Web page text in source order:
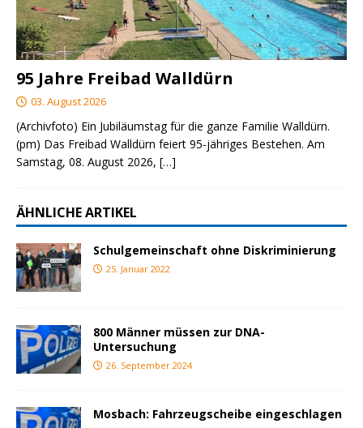
95 Jahre Freibad Walldürn
03. August 2026
(Archivfoto) Ein Jubiläumstag für die ganze Familie Walldürn.
(pm) Das Freibad Walldürn feiert 95-jähriges Bestehen. Am
Samstag, 08. August 2026, […]
ÄHNLICHE ARTIKEL
Schulgemeinschaft ohne Diskriminierung
25. Januar 2022
800 Männer müssen zur DNA-
Untersuchung
26. September 2024
Mosbach: Fahrzeugscheibe eingeschlagen